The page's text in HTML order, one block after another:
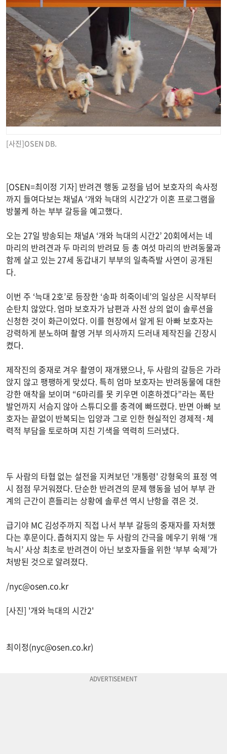
[사진]OSEN DB.
[OSEN=최이정 기자] 반려견 행동 교정을 넘어 보호자의 속사정
까지 들여다보는 채널A ‘개와 늑대의 시간2’가 이혼 프로그램을
방불케 하는 부부 갈등을 예고했다.
오는 27일 방송되는 채널A ‘개와 늑대의 시간2’ 20회에서는 네
마리의 반려견과 두 마리의 반려묘 등 총 여섯 마리의 반려동물과
함께 살고 있는 27세 동갑내기 부부의 일촉즉발 사연이 공개된
다.
이번 주 ‘늑대 2호’로 등장한 ‘송파 히죽이네’의 일상은 시작부터
순탄치 않았다. 엄마 보호자가 남편과 사전 상의 없이 솔루션을
신청한 것이 화근이었다. 이를 현장에서 알게 된 아빠 보호자는
강력하게 분노하며 촬영 거부 의사까지 드러내 제작진을 긴장시
켰다.
제작진의 중재로 겨우 촬영이 재개됐으나, 두 사람의 갈등은 가라
앉지 않고 팽팽하게 맞섰다. 특히 엄마 보호자는 반려동물에 대한
강한 애착을 보이며 “6마리를 못 키우면 이혼하겠다”라는 폭탄
발언까지 서슴지 않아 스튜디오를 충격에 빠뜨렸다. 반면 아빠 보
호자는 끝없이 반복되는 입양과 그로 인한 현실적인 경제적·체
력적 부담을 토로하며 지친 기색을 역력히 드러냈다.
두 사람의 타협 없는 설전을 지켜보던 '개통령' 강형욱의 표정 역
시 점점 무거워졌다. 단순한 반려견의 문제 행동을 넘어 부부 관
계의 근간이 흔들리는 상황에 솔루션 역시 난항을 겪은 것.
급기야 MC 김성주까지 직접 나서 부부 갈등의 중재자를 자처했
다는 후문이다. 좁혀지지 않는 두 사람의 간극을 메우기 위해 ‘개
늑시’ 사상 최초로 반려견이 아닌 보호자들을 위한 ‘부부 숙제’가
처방된 것으로 알려졌다.
/nyc@osen.co.kr
[사진] '개와 늑대의 시간2'
최이정(nyc@osen.co.kr)